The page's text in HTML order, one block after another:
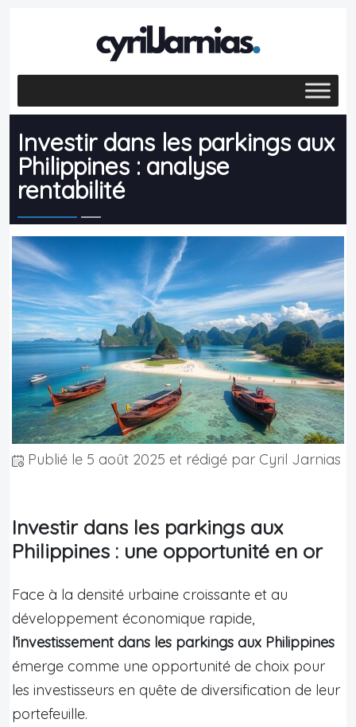
Investir dans les parkings aux
Philippines : analyse
rentabilité
Publié le 5 août 2025 et rédigé par Cyril Jarnias
Investir dans les parkings aux
Philippines : une opportunité en or
Face à la densité urbaine croissante et au
développement économique rapide,
l’investissement dans les parkings aux Philippines
émerge comme une opportunité de choix pour
les investisseurs en quête de diversification de leur
portefeuille.